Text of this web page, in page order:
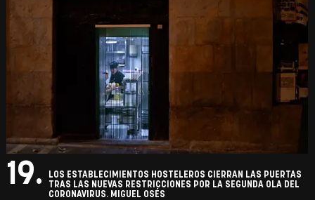
19.
LOS ESTABLECIMIENTOS HOSTELEROS CIERRAN LAS PUERTAS
TRAS LAS NUEVAS RESTRICCIONES POR LA SEGUNDA OLA DEL
CORONAVIRUS. MIGUEL OSÉS